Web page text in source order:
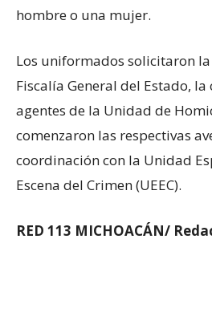
hombre o una mujer.
Los uniformados solicitaron
Fiscalía General del Estado, la
agentes de la Unidad de
comenzaron las respectivas
coordinación con la Unidad
Escena del Crimen (UEEC).
RED 113 MICHOACÁN/